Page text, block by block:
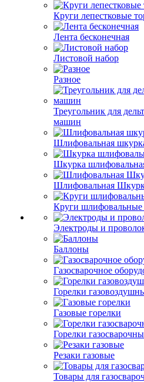
Круги лепестковые
Лента бесконечная
Листовой набор
Разное
Треугольник для
машин
Шлифовальная
Шкурка
Шлифовальная
Круги
Электроды и
Баллоны
Газосварочное
Горелки
Газовые горелки
Горелки
Резаки газовые
Товары для